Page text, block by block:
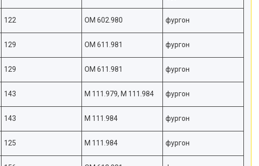
122 OM 602.980 фургон
129 OM 611.981 фургон
129 OM 611.981 фургон
143 M 111.979, M 111.984 фургон
143 M 111.984 фургон
125 M 111.984 фургон